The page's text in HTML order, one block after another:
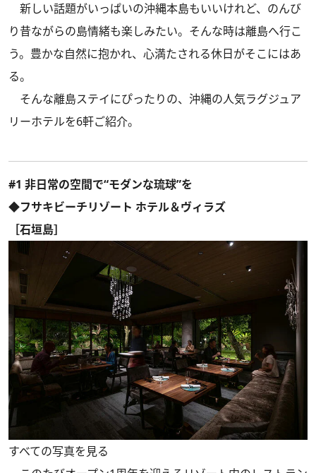
新しい話題がいっぱいの沖縄本島もいいけれど、のんび
り昔ながらの島情緒も楽しみたい。そんな時は離島へ行こ
う。豊かな自然に抱かれ、心満たされる休日がそこにはあ
る。
そんな離島ステイにぴったりの、沖縄の人気ラグジュア
リーホテルを6軒ご紹介。
#1 非日常の空間で“モダンな琉球”を
◆フサキビーチリゾート ホテル＆ヴィラズ
［石垣島］
すべての写真を見る